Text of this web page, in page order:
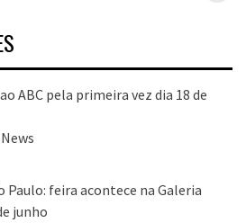
ABC pela primeira vez dia 18 de
Paulo: feira acontece na Galeria
junho